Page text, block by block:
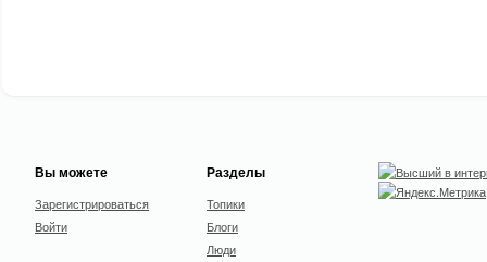
Вы можете
Зарегистрироваться
Войти
Разделы
Топики
Блоги
Люди